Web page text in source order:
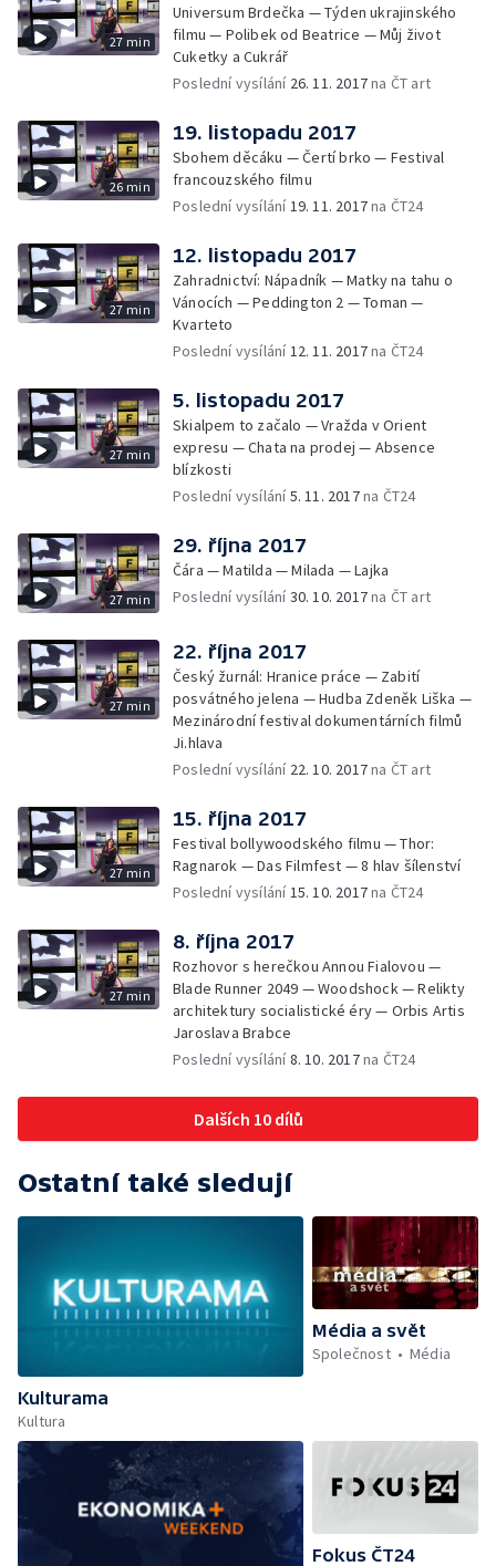
27 min
Universum Brdečka — Týden ukrajinského
filmu — Polibek od Beatrice — Můj život
Cuketky a Cukrář
Poslední vysílání 26. 11. 2017na ČT art
26 min
19. listopadu 2017
Sbohem děcáku — Čertí brko — Festival
francouzského filmu
Poslední vysílání 19. 11. 2017na ČT24
27 min
12. listopadu 2017
Zahradnictví: Nápadník — Matky na tahu o
Vánocích — Peddington 2 — Toman —
Kvarteto
Poslední vysílání 12. 11. 2017na ČT24
27 min
5. listopadu 2017
Skialpem to začalo — Vražda v Orient
expresu — Chata na prodej — Absence
blízkosti
Poslední vysílání5. 11. 2017na ČT24
27 min
29. října 2017
Čára — Matilda — Milada — Lajka
Poslední vysílání30. 10. 2017na ČT art
27 min
22. října 2017
Český žurnál: Hranice práce — Zabití
posvátného jelena — Hudba Zdeněk Liška —
Mezinárodní festival dokumentárních filmů
Ji.hlava
Poslední vysílání 22. 10. 2017na ČT art
27 min
15. října 2017
Festival bollywoodského filmu — Thor:
Ragnarok — Das Filmfest — 8 hlav šílenství
Poslední vysílání 15. 10. 2017na ČT24
27 min
8. října 2017
Rozhovor s herečkou Annou Fialovou —
Blade Runner 2049 — Woodshock — Relikty
architektury socialistické éry — Orbis Artis
Jaroslava Brabce
Poslední vysílání8. 10. 2017na ČT24
Dalších 10 dílů
Ostatní také sledují
Kulturama
Kultura
Média a svět
Společnost
Média
Fokus ČT24